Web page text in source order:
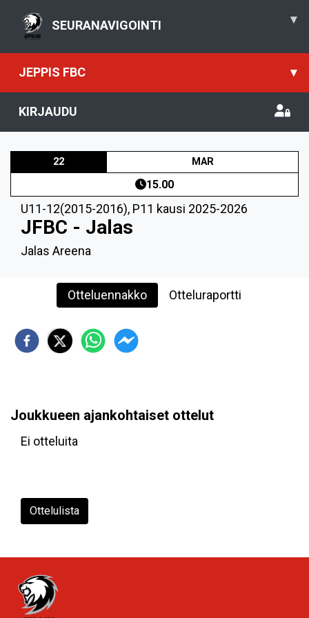
SEURANAVIGOINTI ▾
JEPPIS FBC ▾
KIRJAUDU
22 MAR
15.00
U11-12(2015-2016), P11 kausi 2025-2026
JFBC - Jalas
Jalas Areena
Otteluennakko Otteluraportti
Joukkueen ajankohtaiset ottelut
Ei otteluita
Ottelulista